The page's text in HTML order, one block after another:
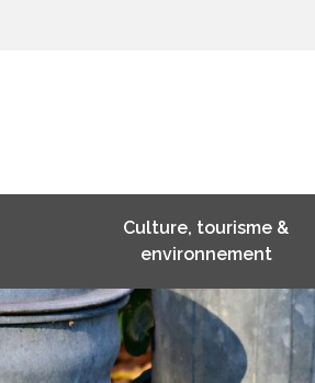
Culture, tourisme &
environnement